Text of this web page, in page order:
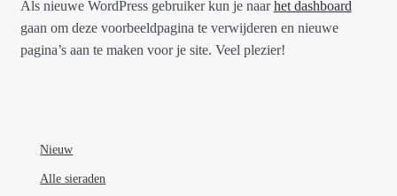
Als nieuwe WordPress gebruiker kun je naarhet dashboard
gaan om deze voorbeeldpagina te verwijderen en nieuwe
pagina’s aan te maken voor je site. Veel plezier!
Nieuw
Alle sieraden